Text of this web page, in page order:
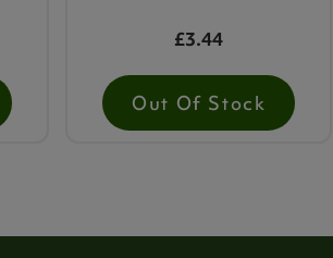
£3.44
Out Of Stock